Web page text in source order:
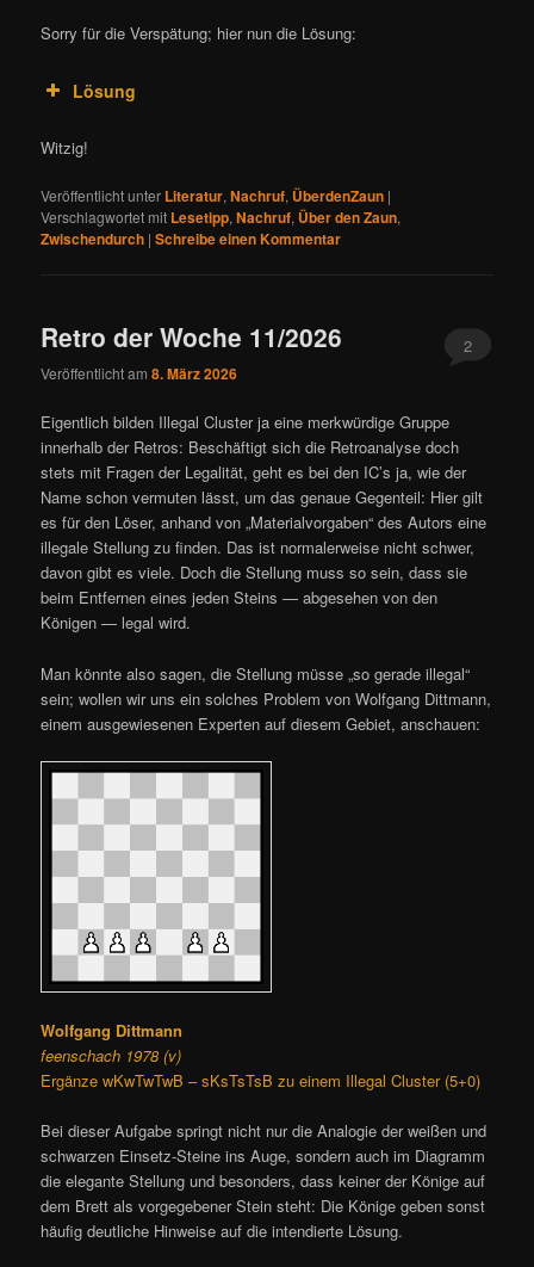
Sorry für die Verspätung; hier nun die Lösung:
Lösung
Witzig!
Veröffentlicht unter Literatur,Nachruf, ÜberdenZaun |
Verschlagwortet mit Lesetipp,Nachruf, Über den Zaun,
Zwischendurch |Schreibe einen Kommentar
Retro der Woche 11/2026
Veröffentlicht am8. März 2026
2
Eigentlich bilden Illegal Cluster ja eine merkwürdige Gruppe
innerhalb der Retros: Beschäftigt sich die Retroanalyse doch
stets mit Fragen der Legalität, geht es bei den IC’s ja, wie der
Name schon vermuten lässt, um das genaue Gegenteil: Hier gilt
es für den Löser, anhand von „Materialvorgaben“ des Autors eine
illegale Stellung zu finden. Das ist normalerweise nicht schwer,
davon gibt es viele. Doch die Stellung muss so sein, dass sie
beim Entfernen eines jeden Steins — abgesehen von den
Königen — legal wird.
Man könnte also sagen, die Stellung müsse „so gerade illegal“
sein; wollen wir uns ein solches Problem von Wolfgang Dittmann,
einem ausgewiesenen Experten auf diesem Gebiet, anschauen:
Wolfgang Dittmann
feenschach 1978 (v)
Ergänze wKwTwTwB – sKsTsTsB zu einem Illegal Cluster (5+0)
Bei dieser Aufgabe springt nicht nur die Analogie der weißen und
schwarzen Einsetz-Steine ins Auge, sondern auch im Diagramm
die elegante Stellung und besonders, dass keiner der Könige auf
dem Brett als vorgegebener Stein steht: Die Könige geben sonst
häufig deutliche Hinweise auf die intendierte Lösung.